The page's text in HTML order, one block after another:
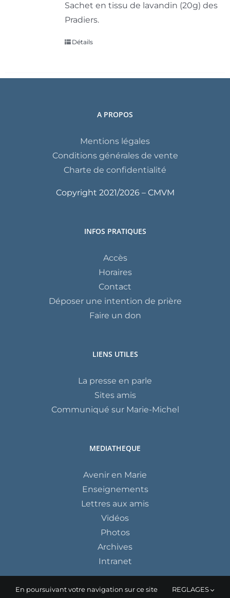
Sachet en tissu de lavandin (20g) des
Pradiers.
Détails
A PROPOS
Mentions légales
Conditions générales de vente
Charte de confidentialité
Copyright 2021/2026 – CMVM
INFOS PRATIQUES
Accès
Horaires
Contact
Déposer une intention de prière
Faire un don
LIENS UTILES
La presse en parle
Sites amis
Communiqué sur Marie-Michel
MEDIATHEQUE
Avenir en Marie
Enseignements
Lettres aux amis
Vidéos
Photos
Archives
Intranet
En poursuivant votre navigation sur ce site
REGLAGES